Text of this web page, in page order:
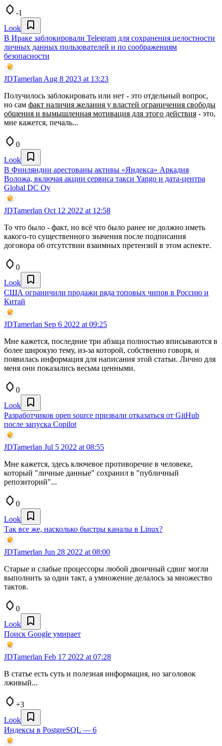
-1
Look
В Ираке заблокировали Telegram для сохранения целостности
личных данных пользователей и по соображениям
безопасности
JDTamerlan Aug 8 2023 at 13:23
Получилось заблокировать или нет - это отдельный вопрос,
но сам факт наличия желания у властей ограничения свободы
общения и вымышленная мотивация для этого действия - это,
мне кажется, печаль...
0
Look
В Финляндии арестованы активы «Яндекса» Аркадия
Воложа, включая акции сервиса такси Yango и дата-центра
Global DC Oy
JDTamerlan Oct 12 2022 at 12:58
То что было - факт, но всё что было ранее не должно иметь
какого-то существенного значения после подписания
договора об отсутствии взаимных претензий в этом аспекте.
0
Look
США ограничили продажи ряда топовых чипов в Россию и
Китай
JDTamerlan Sep 6 2022 at 09:25
Мне кажется, последние три абзаца полностью вписываются в
более широкую тему, из-за которой, собственно говоря, и
появилась информация для написания этой статьи. Лично для
меня они показались весьма ценными.
0
Look
Разработчиков open source призвали отказаться от GitHub
после запуска Copilot
JDTamerlan Jul 5 2022 at 08:55
Мне кажется, здесь ключевое противоречие в человеке,
который "личные данные" сохранил в "публичный
репозиторий"...
0
Look
Так все же, насколько быстры каналы в Linux?
JDTamerlan Jun 28 2022 at 08:00
Старые и слабые процессоры любой двоичный сдвиг могли
выполнить за один такт, а умножение делалось за множество
тактов.
0
Look
Поиск Google умирает
JDTamerlan Feb 17 2022 at 07:28
В статье есть суть и полезная информация, но заголовок
лживый...
+3
Look
Индексы в PostgreSQL — 6